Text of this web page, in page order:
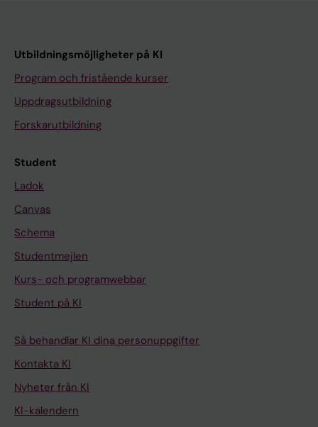
Utbildningsmöjligheter på KI
Program och fristående kurser
Uppdragsutbildning
Forskarutbildning
Student
Ladok
Canvas
Schema
Studentmejlen
Kurs- och programwebbar
Student på KI
Så behandlar KI dina personuppgifter
Kontakta KI
Nyheter från KI
KI-kalendern